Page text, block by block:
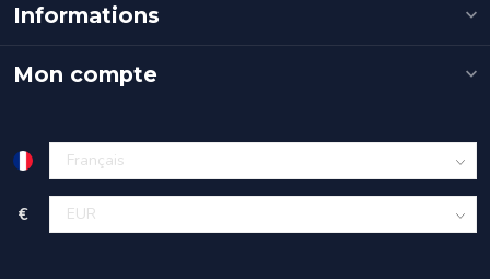
Informations
Mon compte
€